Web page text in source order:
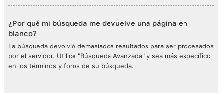
¿Por qué mi búsqueda me devuelve una página en
blanco?
La búsqueda devolvió demasiados resultados para ser procesados
por el servidor. Utilice "Búsqueda Avanzada" y sea más específico
en los términos y foros de su búsqueda.